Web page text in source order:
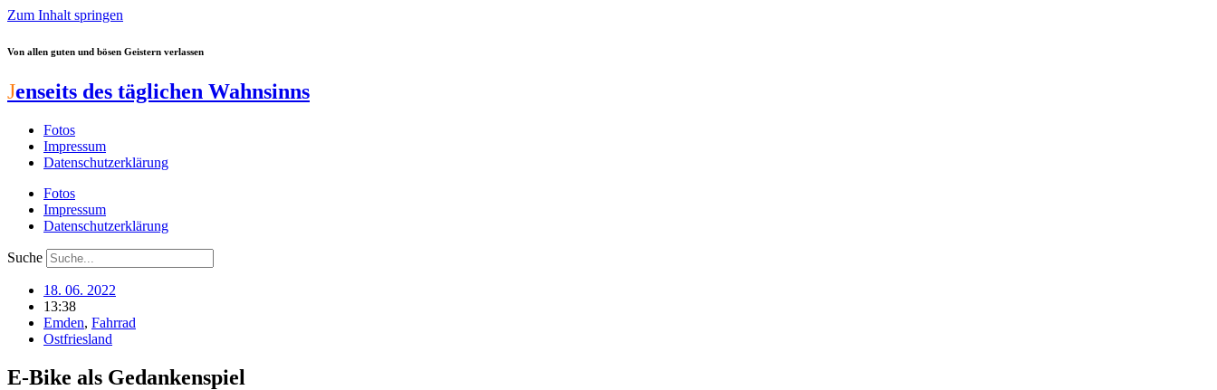
Zum Inhalt springen
Von allen guten und bösen Geistern verlassen
Jenseits des täglichen Wahnsinns
Fotos
Impressum
Datenschutzerklärung
Fotos
Impressum
Datenschutzerklärung
Suche
18. 06. 2022
13:38
Emden, Fahrrad
Ostfriesland
E-Bike als Gedankenspiel